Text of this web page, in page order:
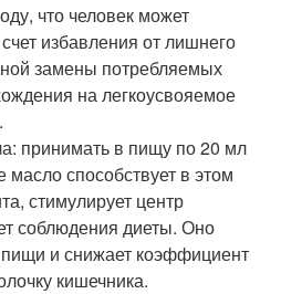
что человек может
избавления от лишнего
замены потребляемых
на легкоусвояемое
принимать в пищу по 20 мл
способствует в этом
стимулирует центр
соблюдения диеты. Оно
и снижает коэффициент
кишечника.